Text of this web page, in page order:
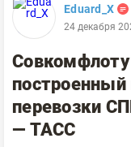
Eduard_X
24 декабря
построенный
перевозки
— ТАСС